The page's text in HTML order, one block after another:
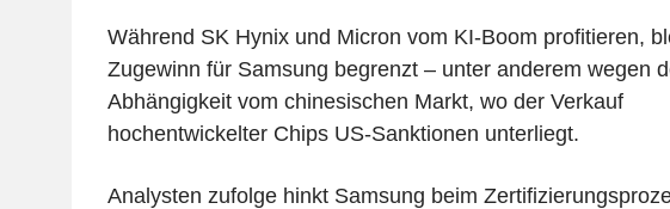
Während SK Hynix und Micron vom KI-Boom profitieren,
Zugewinn für Samsung begrenzt – unter anderem wegen
Abhängigkeit vom chinesischen Markt, wo der Verkauf
hochentwickelter Chips US-Sanktionen unterliegt.
Analysten zufolge hinkt Samsung beim